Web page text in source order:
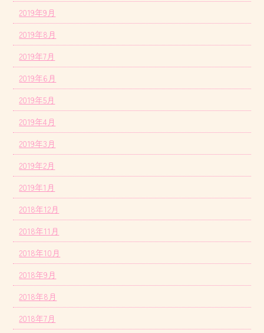
2019年9月
2019年8月
2019年7月
2019年6月
2019年5月
2019年4月
2019年3月
2019年2月
2019年1月
2018年12月
2018年11月
2018年10月
2018年9月
2018年8月
2018年7月